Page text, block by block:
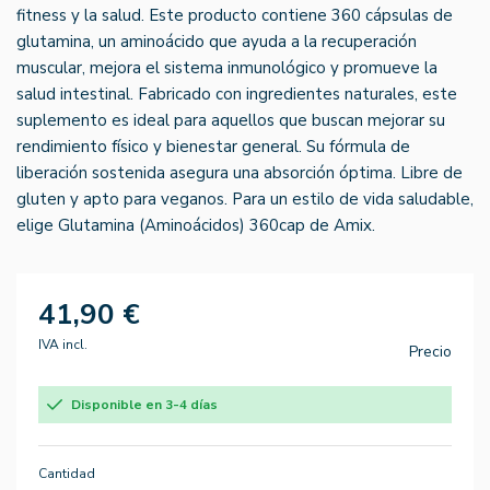
fitness y la salud. Este producto contiene 360 cápsulas de
glutamina, un aminoácido que ayuda a la recuperación
muscular, mejora el sistema inmunológico y promueve la
salud intestinal. Fabricado con ingredientes naturales, este
suplemento es ideal para aquellos que buscan mejorar su
rendimiento físico y bienestar general. Su fórmula de
liberación sostenida asegura una absorción óptima. Libre de
gluten y apto para veganos. Para un estilo de vida saludable,
elige Glutamina (Aminoácidos) 360cap de Amix.
41,90 €
IVA incl. Precio
Disponible en 3-4 días
Cantidad